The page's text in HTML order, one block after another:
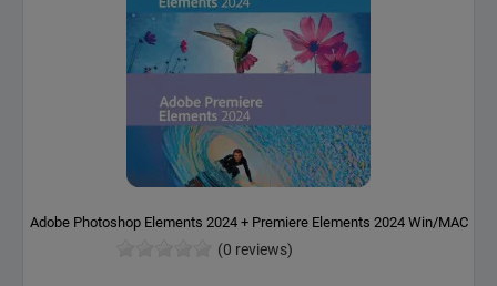
Adobe Photoshop Elements 2024 + Premiere Elements 2024 Win/MAC
(0 reviews)